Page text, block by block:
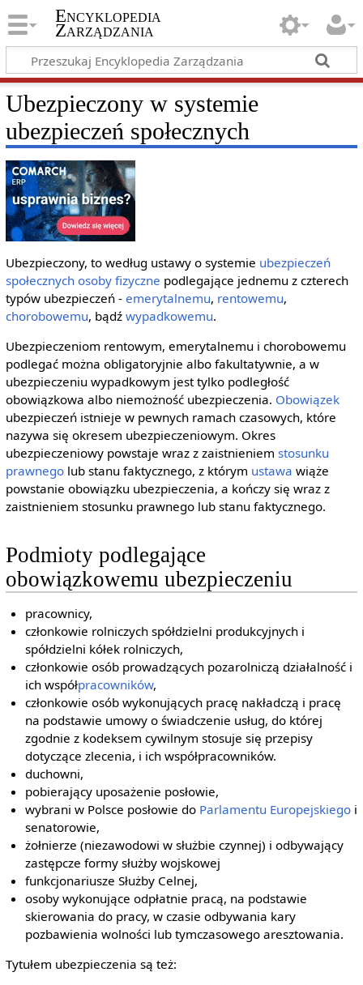
Encyklopedia
Zarządzania
Ubezpieczony w systemie
ubezpieczeń społecznych
Ubezpieczony, to według ustawy o systemie ubezpieczeń
społecznych osoby fizyczne podlegające jednemu z czterech
typów ubezpieczeń - emerytalnemu, rentowemu,
chorobowemu, bądź wypadkowemu.
Ubezpieczeniom rentowym, emerytalnemu i chorobowemu
podlegać można obligatoryjnie albo fakultatywnie, a w
ubezpieczeniu wypadkowym jest tylko podległość
obowiązkowa albo niemożność ubezpieczenia. Obowiązek
ubezpieczeń istnieje w pewnych ramach czasowych, które
nazywa się okresem ubezpieczeniowym. Okres
ubezpieczeniowy powstaje wraz z zaistnieniem stosunku
prawnegolub stanu faktycznego, z którym ustawa wiąże
powstanie obowiązku ubezpieczenia, a kończy się wraz z
zaistnieniem stosunku prawnego lub stanu faktycznego.
Podmioty podlegające
obowiązkowemu ubezpieczeniu
pracownicy,
członkowie rolniczych spółdzielni produkcyjnych i
spółdzielni kółek rolniczych,
członkowie osób prowadzących pozarolniczą działalność i
ich współpracowników,
członkowie osób wykonujących pracę nakładczą i pracę
na podstawie umowy o świadczenie usług, do której
zgodnie z kodeksem cywilnym stosuje się przepisy
dotyczące zlecenia, i ich współpracowników.
duchowni,
pobierający uposażenie posłowie,
wybrani w Polsce posłowie do Parlamentu Europejskiego i
senatorowie,
żołnierze (niezawodowi w służbie czynnej) i odbywający
zastępcze formy służby wojskowej
funkcjonariusze Służby Celnej,
osoby wykonujące odpłatnie pracą, na podstawie
skierowania do pracy, w czasie odbywania kary
pozbawienia wolności lub tymczasowego aresztowania.
Tytułem ubezpieczenia są też: